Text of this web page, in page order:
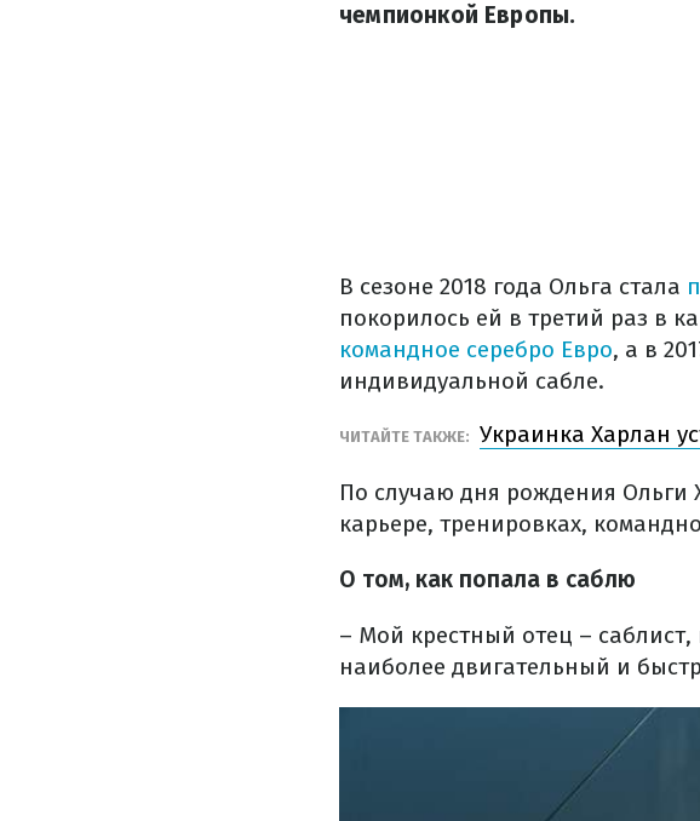
чемпионкой Европы.
В сезоне 2018 года Ольга стала
покорилось ей в третий раз в
командное серебро Евро, а в
индивидуальной сабле.
ЧИТАЙТЕ ТАКЖЕ: Украинка Харлан
По случаю дня рождения Ольги
карьере, тренировках,
О том, как попала в саблю
– Мой крестный отец – саблист,
наиболее двигательный и